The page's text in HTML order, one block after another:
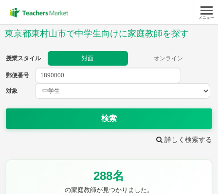
メニュー
東京都東村山市で中学生向けに家庭教師を探す
授業スタイル 対面 オンライン
郵便番号
対象
検索
詳しく検索する
288名
の家庭教師が見つかりました。
郵便番号
教科
現代文 古典